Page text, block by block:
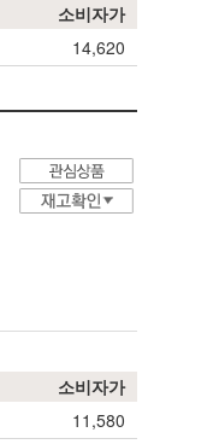
소비자가
14,620
소비자가
11,580